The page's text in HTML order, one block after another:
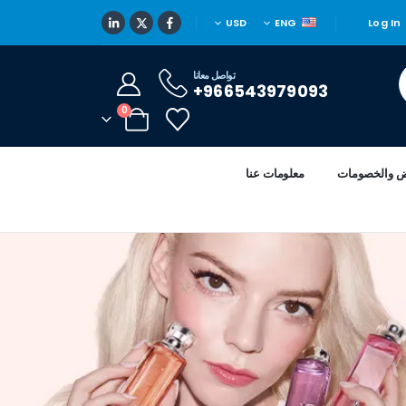
Log In
ENG
USD
تواصل معانا
966543979093+
0
والخصومات معلومات عنا